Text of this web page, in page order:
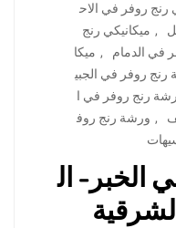
رنج روفر في الاح
, ميكانيكي رنج
في الدمام , ميكا
رنج روفر في الجبي
رنج روفر في ا
, ورشة رنج روف
الخبر- ال